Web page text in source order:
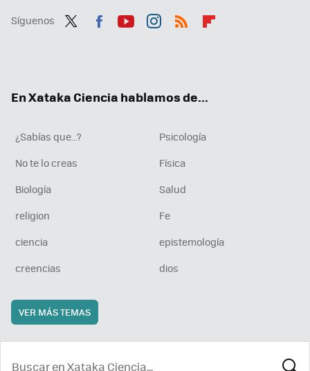
Síguenos
En Xataka Ciencia hablamos de...
¿Sabías que...?
Psicología
No te lo creas
Física
Biología
Salud
religion
Fe
ciencia
epistemología
creencias
dios
VER MÁS TEMAS